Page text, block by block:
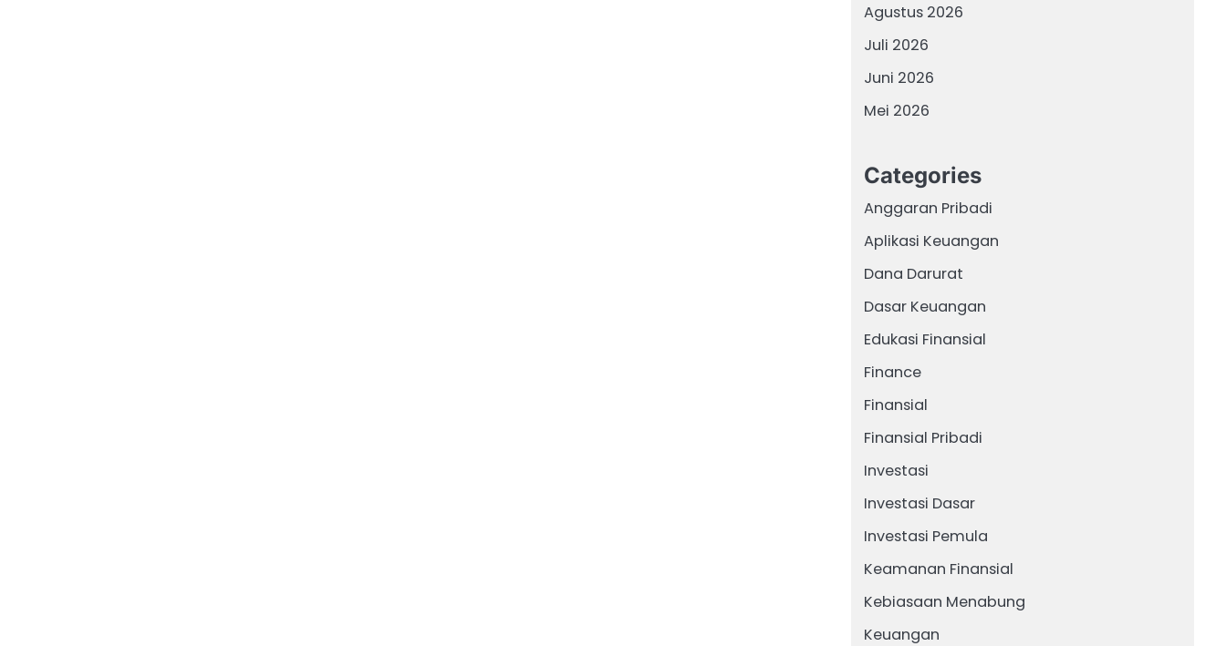
Agustus 2026
Juli 2026
Juni 2026
Mei 2026
Categories
Anggaran Pribadi
Aplikasi Keuangan
Dana Darurat
Dasar Keuangan
Edukasi Finansial
Finance
Finansial
Finansial Pribadi
Investasi
Investasi Dasar
Investasi Pemula
Keamanan Finansial
Kebiasaan Menabung
Keuangan